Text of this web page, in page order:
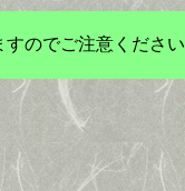
すのでご注意ください